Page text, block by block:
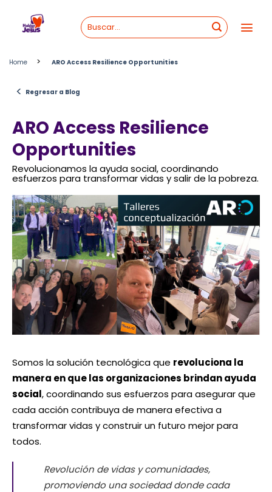
content
Home > ARO Access Resilience Opportunities
< Regresar a Blog
ARO Access Resilience
Opportunities
Revolucionamos la ayuda social, coordinando
esfuerzos para transformar vidas y salir de la pobreza.
Somos la solución tecnológica que revoluciona la
manera en que las organizaciones brindan ayuda
social, coordinando sus esfuerzos para asegurar que
cada acción contribuya de manera efectiva a
transformar vidas y construir un futuro mejor para
todos.
Revolución de vidas y comunidades,
promoviendo una sociedad donde cada